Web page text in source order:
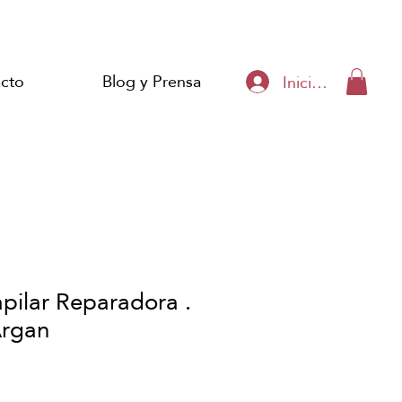
Iniciar sesión
Blog y Prensa
Reparadora .